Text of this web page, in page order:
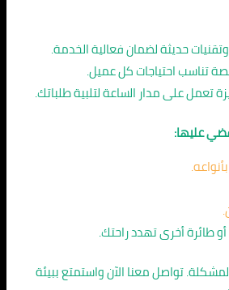
حديثة لضمان فعالية الخدمة.
تناسب احتياجات كل عميل.
تعمل على مدار الساعة لتلبية طلباتك.
عليها:
طائرة أخرى تهدد راحتك.
تواصل معنا الآن واستمتع ببيئة